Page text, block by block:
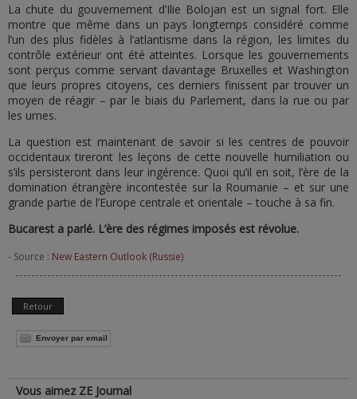
La chute du gouvernement d’Ilie Bolojan est un signal fort. Elle
montre que même dans un pays longtemps considéré comme
l’un des plus fidèles à l’atlantisme dans la région, les limites du
contrôle extérieur ont été atteintes. Lorsque les gouvernements
sont perçus comme servant davantage Bruxelles et Washington
que leurs propres citoyens, ces derniers finissent par trouver un
moyen de réagir – par le biais du Parlement, dans la rue ou par
les urnes.
La question est maintenant de savoir si les centres de pouvoir
occidentaux tireront les leçons de cette nouvelle humiliation ou
s’ils persisteront dans leur ingérence. Quoi qu’il en soit, l’ère de la
domination étrangère incontestée sur la Roumanie – et sur une
grande partie de l’Europe centrale et orientale – touche à sa fin.
Bucarest a parlé. L’ère des régimes imposés est révolue.
- Source : New Eastern Outlook (Russie)
Retour
Envoyer par email
Vous aimez ZE Journal